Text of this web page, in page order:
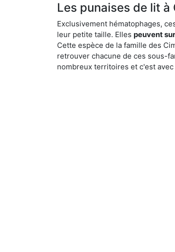
Les punaises de lit
Exclusivement hématophages,
leur petite taille. Elles peuvent
Cette espèce de la famille des
retrouver chacune de ces sous-
nombreux territoires et c'est